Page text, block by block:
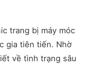
trang bị máy móc
gia tiên tiến. Nhờ
về tình trạng sâu